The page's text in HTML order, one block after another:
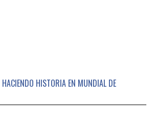
HISTORIA EN MUNDIAL DE